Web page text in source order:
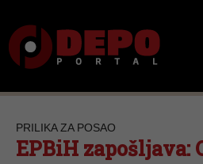
PRILIKA ZA POSAO
EPBiH zapošljava: